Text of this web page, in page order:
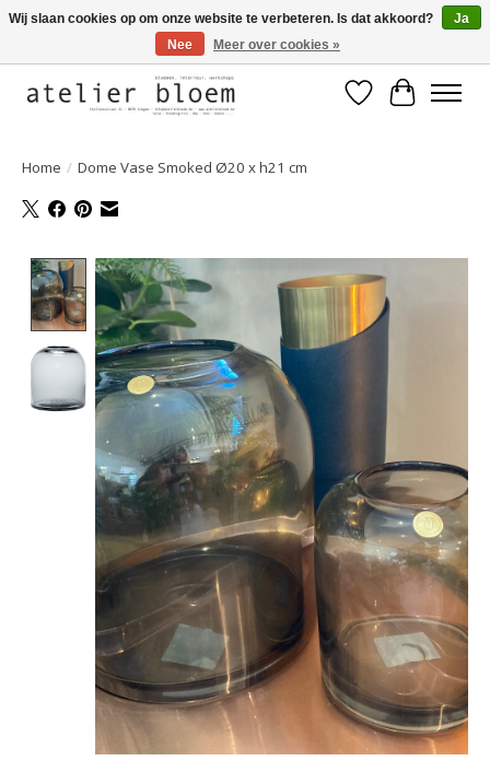
Welkom bij Atelier Bloem
Verlanglijst
Home / Dome Vase Smoked Ø20 x h21 cm
Product image slideshow Items
Wij slaan cookies op om onze website te verbeteren. Is dat akkoord?
Ja
Nee
Meer over cookies »